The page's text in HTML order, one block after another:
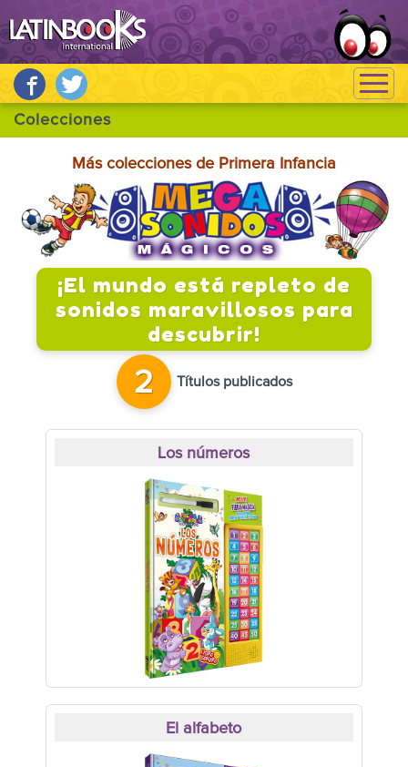
Más colecciones de Primera Infancia
¡El mundo está repleto de
sonidos maravillosos para
descubrir!
2 Títulos publicados
Los números
El alfabeto